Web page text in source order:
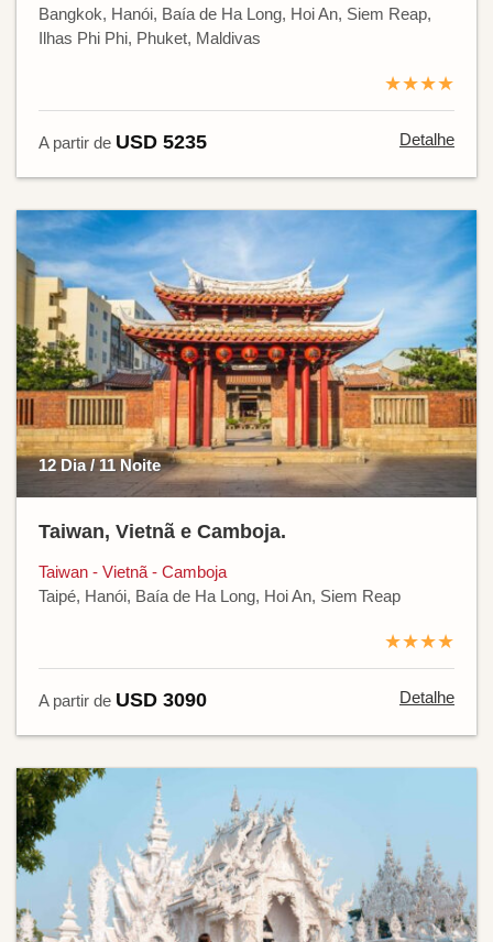
Bangkok, Hanói, Baía de Ha Long, Hoi An, Siem Reap,
Ilhas Phi Phi, Phuket, Maldivas
★★★★
A partir de USD 5235 Detalhe
12 Dia / 11 Noite
Taiwan, Vietnã e Camboja.
Taiwan - Vietnã - Camboja
Taipé, Hanói, Baía de Ha Long, Hoi An, Siem Reap
★★★★
A partir de USD 3090 Detalhe